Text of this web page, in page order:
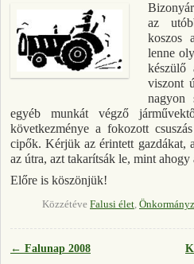
az
koszos
lenne
készülő
viszont
nagyon
egyéb munkát végző
következménye a fokozott
cipők. Kérjük az érintett gazdákat,
az útra, azt takarítsák le, mint
Előre is köszönjük!
Közzétéve Falusi élet,
Bejegyzés navigáció
← Falunap 2008